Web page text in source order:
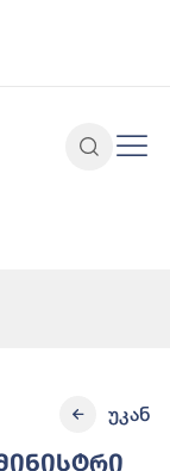
უკან